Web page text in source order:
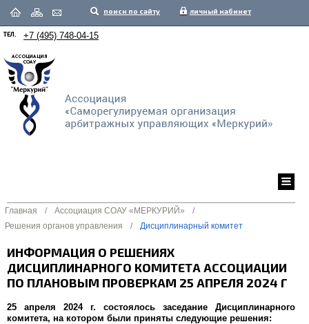
поиск по сайту личный кабинет
ТЕЛ. +7 (495) 748-04-15
Главная / Ассоциация СОАУ «МЕРКУРИЙ»
/
Решения органов управления
/ Дисциплинарный комитет
ИНФОРМАЦИЯ О РЕШЕНИЯХ
ДИСЦИПЛИНАРНОГО КОМИТЕТА АССОЦИАЦИИ
ПО ПЛАНОВЫМ ПРОВЕРКАМ 25 АПРЕЛЯ 2024 Г
25 апреля 2024 г. состоялось заседание Дисциплинарного
комитета, на котором были приняты следующие решения: